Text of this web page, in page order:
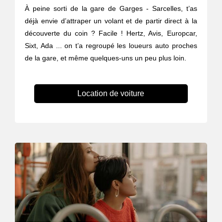
À peine sorti de la gare de Garges - Sarcelles, t’as
déjà envie d’attraper un volant et de partir direct à la
découverte du coin ? Facile ! Hertz, Avis, Europcar,
Sixt, Ada ... on t’a regroupé les loueurs auto proches
de la gare, et même quelques-uns un peu plus loin.
Location de voiture